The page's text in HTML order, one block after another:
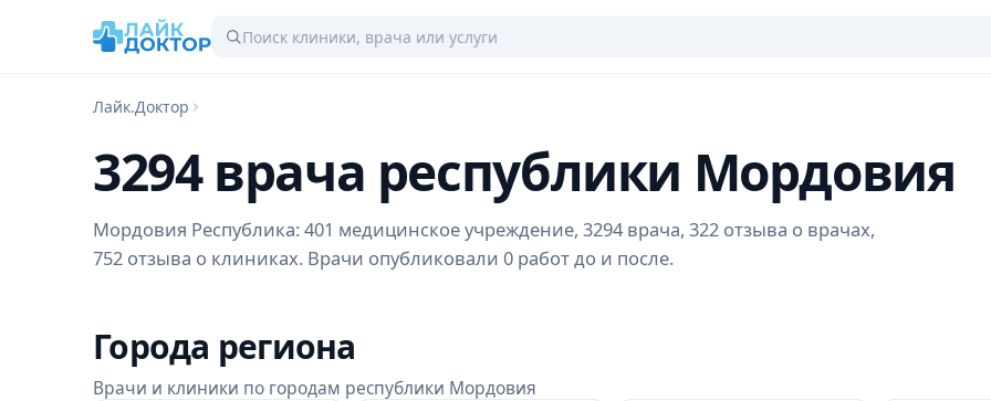
Лайк.Доктор
3294 врача республики Мордовия
Мордовия Республика: 401 медицинское учреждение, 3294 врача, 322 отзыва о врачах,
752 отзыва о клиниках. Врачи опубликовали 0 работ до и после.
Города региона
Врачи и клиники по городам республики Мордовия